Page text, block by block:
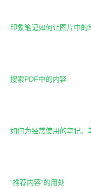
印象笔记如何让图片中的
搜索PDF中的内容
如何为经常使用的笔记
“推荐内容”的用处